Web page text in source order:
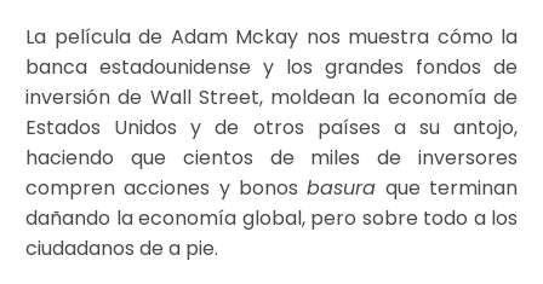
La película de Adam Mckay nos muestra cómo la
banca estadounidense y los grandes fondos de
inversión de Wall Street, moldean la economía de
Estados Unidos y de otros países a su antojo,
haciendo que cientos de miles de inversores
compren acciones y bonosbasura que terminan
dañando la economía global, pero sobre todo a los
ciudadanos de a pie.